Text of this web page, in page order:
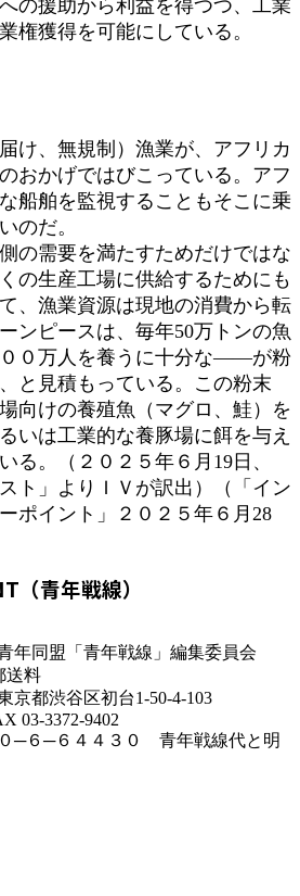
の援助から利益を得つつ、工業
権獲得を可能にしている。
け、無規制）漁業が、アフリカ
おかげではびこっている。アフ
船舶を監視することもそこに乗
のだ。
の需要を満たすためだけではな
の生産工場に供給するためにも
、漁業資源は現地の消費から転
ンピースは、毎年50万トンの魚
０万人を養うに十分な――が粉
と見積もっている。この粉末
向けの養殖魚（マグロ、鮭）を
いは工業的な養豚場に餌を与え
る。（２０２５年６月19日、
ト」よりＩＶが訳出）（「イン
ポイント」２０２５年６月28
（青年戦線）
年同盟「青年戦線」編集委員会
送料
都渋谷区初台1-50-4-103
03-3372-9402
─６─６４４３０ 青年戦線代と明